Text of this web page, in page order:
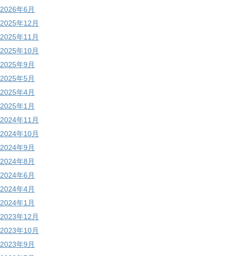
2026年6月
2025年12月
2025年11月
2025年10月
2025年9月
2025年5月
2025年4月
2025年1月
2024年11月
2024年10月
2024年9月
2024年8月
2024年6月
2024年4月
2024年1月
2023年12月
2023年10月
2023年9月